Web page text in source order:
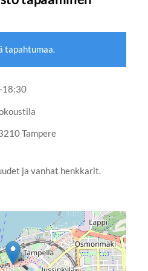
tapahtumaa.
18:30
Tampere
ja vanhat henkkarit.